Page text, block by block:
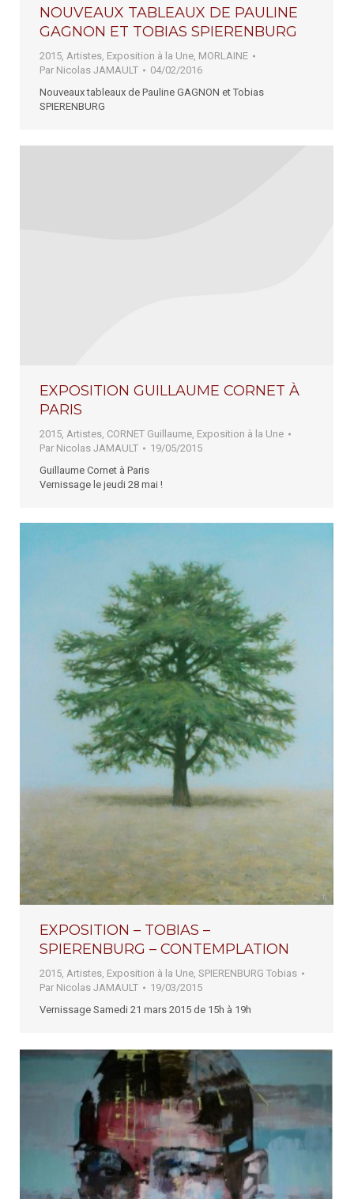
NOUVEAUX TABLEAUX DE PAULINE
GAGNON ET TOBIAS SPIERENBURG
2015 Artistes Exposition à la Une MORLAINE
Par Nicolas JAMAULT
04/02/2016
Nouveaux tableaux de Pauline GAGNON et Tobias
SPIERENBURG
EXPOSITION GUILLAUME CORNET À
PARIS
2015 Artistes CORNET Guillaume Exposition à la Une
Par Nicolas JAMAULT
19/05/2015
Guillaume Cornet à Paris
Vernissage le jeudi 28 mai !
EXPOSITION – TOBIAS –
SPIERENBURG – CONTEMPLATION
2015, Artistes, Exposition à la Une, SPIERENBURG Tobias
Par Nicolas JAMAULT
19/03/2015
Vernissage Samedi 21 mars 2015 de 15h à 19h